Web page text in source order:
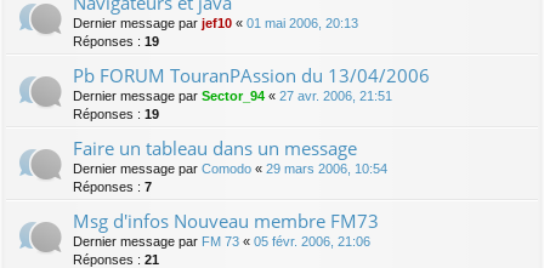
Dernier message par jef10 « 01 mai 2006, 20:13
Réponses : 19
Pb FORUM TouranPAssion du 13/04/2006
Dernier message par Sector_94 « 27 avr. 2006, 21:51
Réponses : 19
Faire un tableau dans un message
Dernier message par Comodo « 29 mars 2006, 10:54
Réponses : 7
Msg d'infos Nouveau membre FM73
Dernier message par FM 73 « 05 févr. 2006, 21:06
Réponses : 21